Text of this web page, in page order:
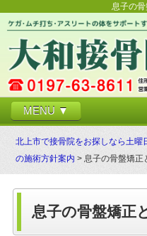
息子の
MENU ▼
北上市で接骨院をお探しなら土曜
の施術方針案内 > 息子の骨盤矯正
息子の骨盤矯正